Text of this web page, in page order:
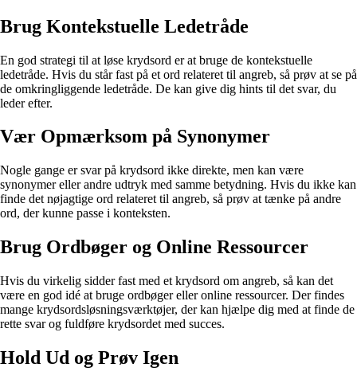
Brug Kontekstuelle Ledetråde
En god strategi til at løse krydsord er at bruge de kontekstuelle
ledetråde. Hvis du står fast på et ord relateret til angreb, så prøv at se på
de omkringliggende ledetråde. De kan give dig hints til det svar, du
leder efter.
Vær Opmærksom på Synonymer
Nogle gange er svar på krydsord ikke direkte, men kan være
synonymer eller andre udtryk med samme betydning. Hvis du ikke kan
finde det nøjagtige ord relateret til angreb, så prøv at tænke på andre
ord, der kunne passe i konteksten.
Brug Ordbøger og Online Ressourcer
Hvis du virkelig sidder fast med et krydsord om angreb, så kan det
være en god idé at bruge ordbøger eller online ressourcer. Der findes
mange krydsordsløsningsværktøjer, der kan hjælpe dig med at finde de
rette svar og fuldføre krydsordet med succes.
Hold Ud og Prøv Igen